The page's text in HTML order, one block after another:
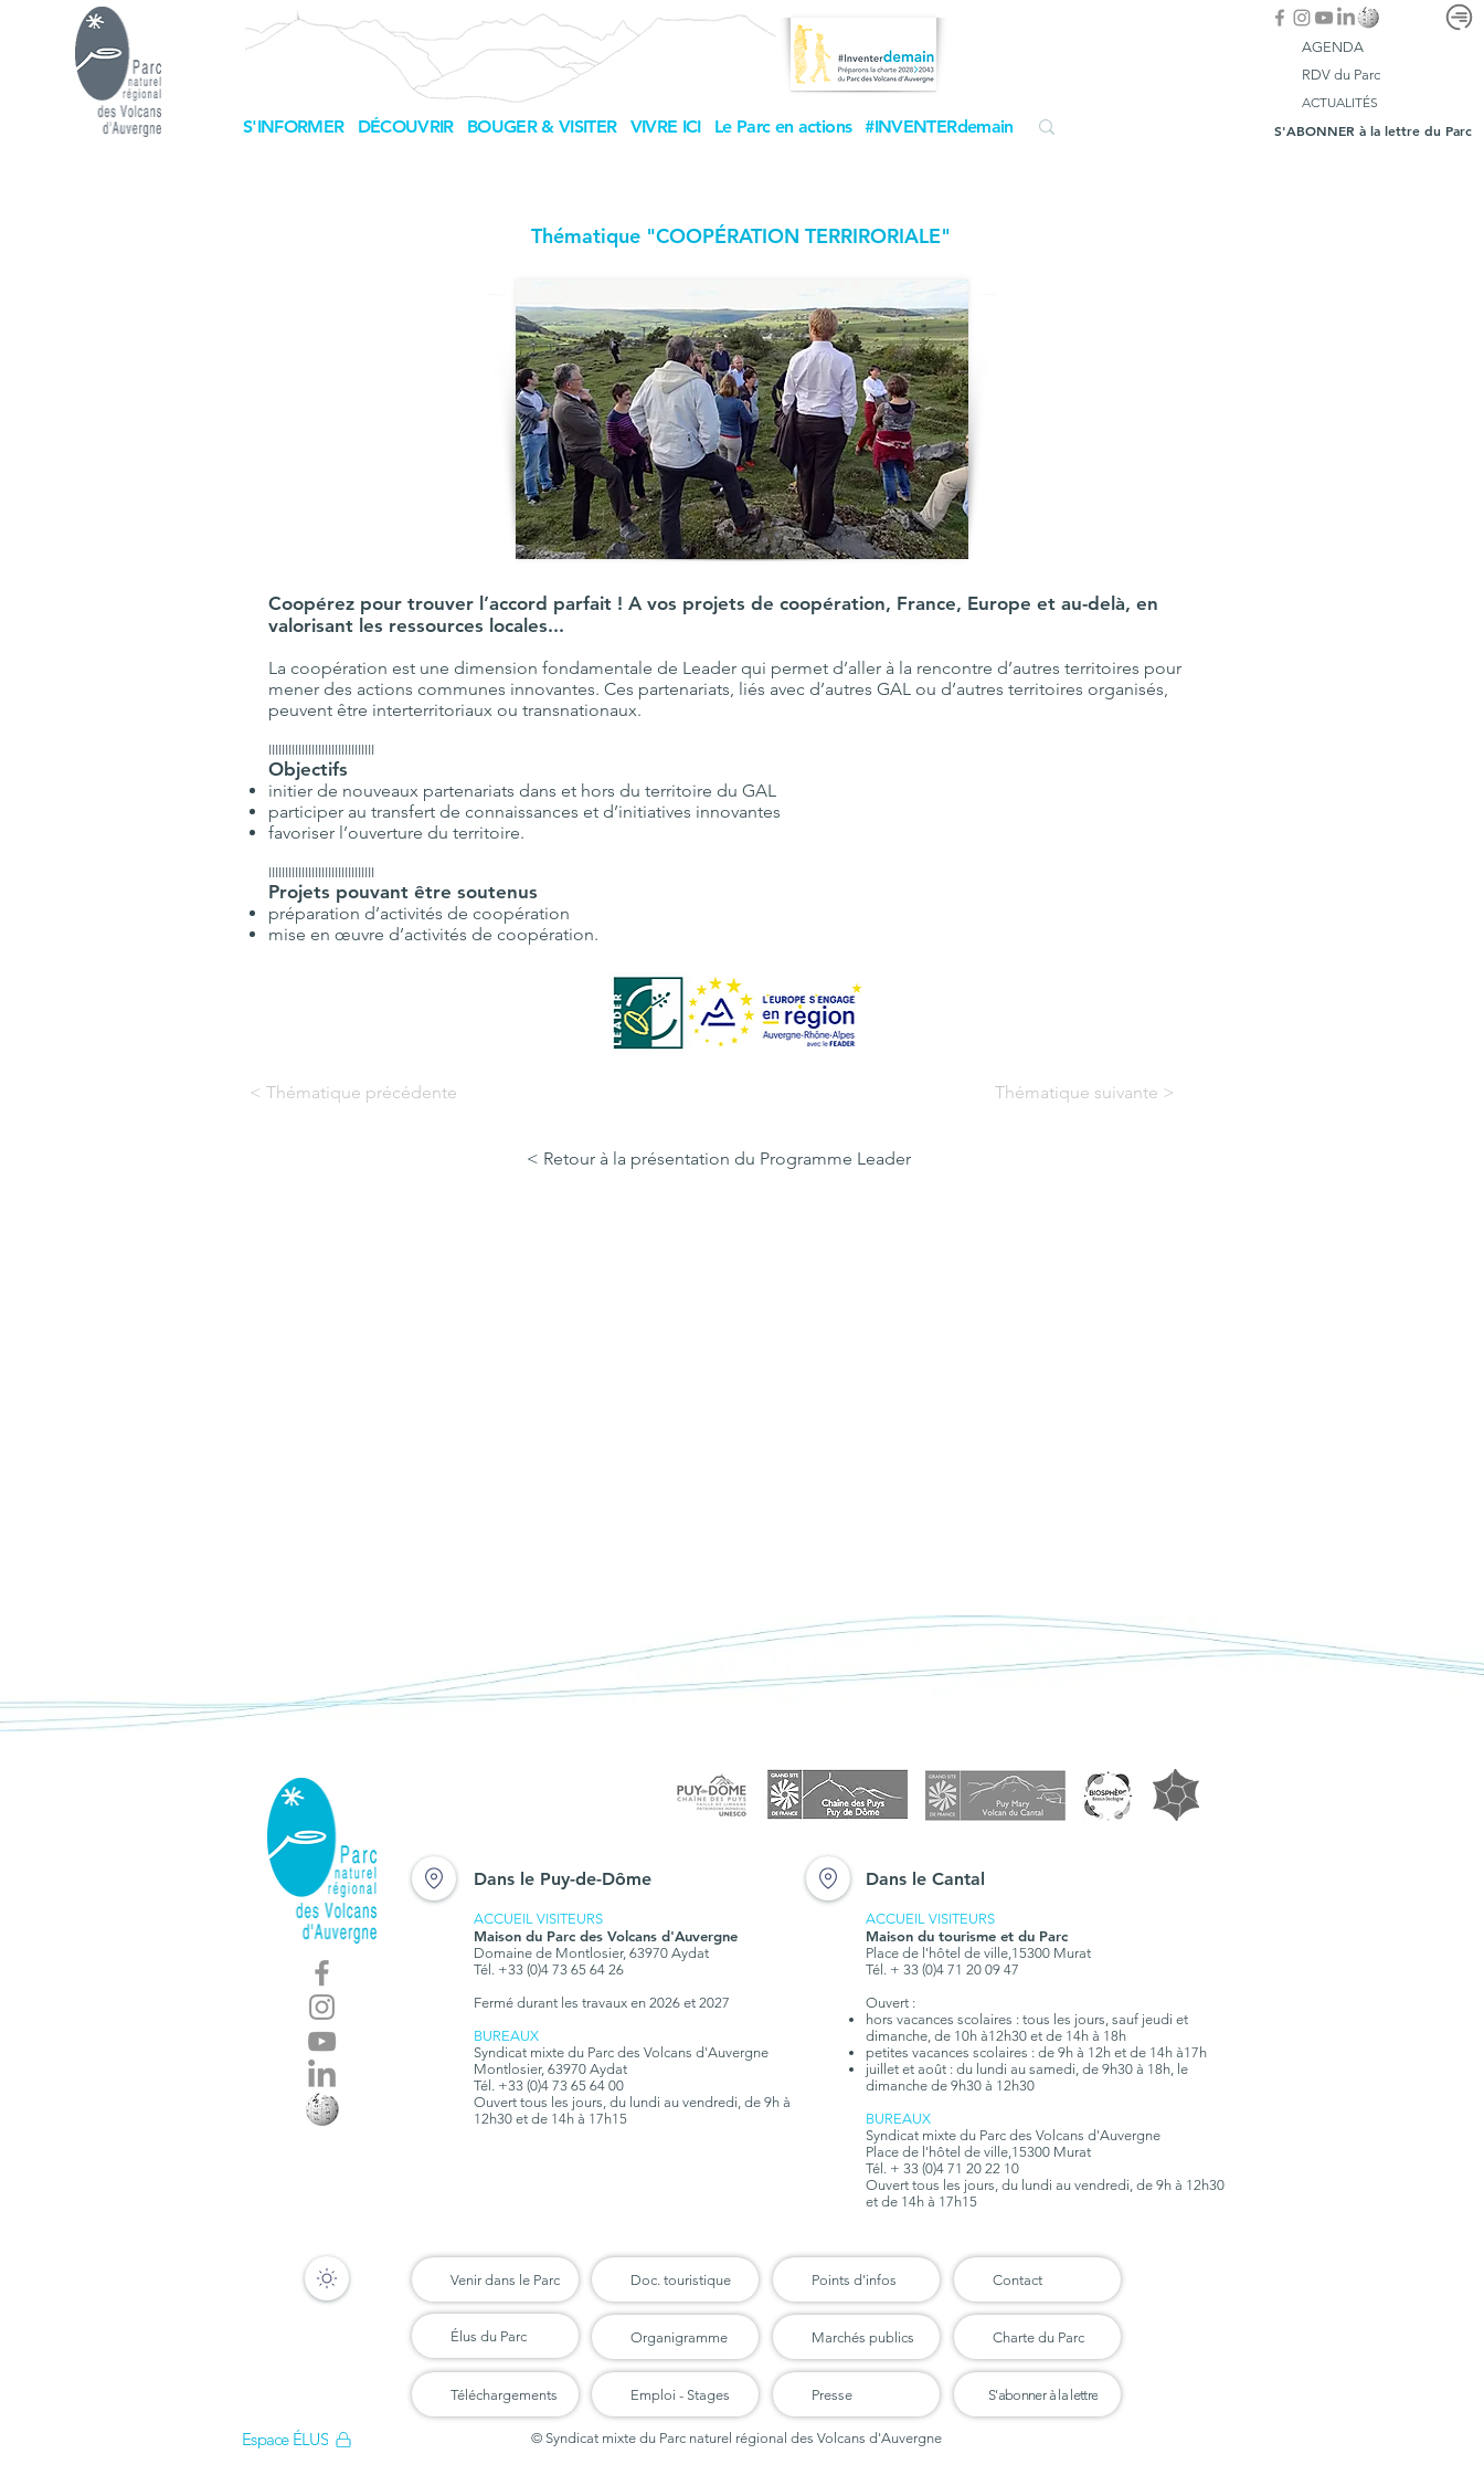
S'INFORMER DÉCOUVRIR BOUGER & VISITER VIVRE ICI Le Parc en actions #INVENTERdemain
AGENDA
RDV du Parc
ACTUALITÉS
S'ABONNER à la lettre du Parc
Thématique "COOPÉRATION TERRIRORIALE"
Coopérez pour trouver l’accord parfait ! A vos projets de coopération, France, Europe et au-delà, en
valorisant les ressources locales...
La coopération est une dimension fondamentale de Leader qui permet d’aller à la rencontre d’autres territoires pour
mener des actions communes innovantes. Ces partenariats, liés avec d’autres GAL ou d’autres territoires organisés,
peuvent être interterritoriaux ou transnationaux.
IIIIIIIIIIIIIIIIIIIIIIIIIIIIIIII
Objectifs
initier de nouveaux partenariats dans et hors du territoire du GAL
participer au transfert de connaissances et d’initiatives innovantes
favoriser l’ouverture du territoire.
IIIIIIIIIIIIIIIIIIIIIIIIIIIIIIII
Projets pouvant être soutenus
préparation d’activités de coopération
mise en œuvre d’activités de coopération.
< Thématique précédente Thématique suivante >
< Retour à la présentation du Programme Leader
Dans le Puy-de-Dôme
ACCUEIL VISITEURS
Maison du Parc des Volcans d'Auvergne
Domaine de Montlosier, 63970 Aydat
Tél. +33 (0)4 73 65 64 26
Fermé durant les travaux en 2026 et 2027
BUREAUX
Syndicat mixte du Parc des Volcans d'Auvergne
Montlosier, 63970 Aydat
Tél. +33 (0)4 73 65 64 00
Ouvert tous les jours, du lundi au vendredi, de 9h à
12h30 et de 14h à 17h15
Dans le Cantal
ACCUEIL VISITEURS
Maison du tourisme et du Parc
Place de l'hôtel de ville,15300 Murat
Tél. + 33 (0)4 71 20 09 47
Ouvert :
hors vacances scolaires : tous les jours, sauf jeudi et
dimanche, de 10h à12h30 et de 14h à 18h
petites vacances scolaires : de 9h à 12h et de 14h à17h
juillet et août : du lundi au samedi, de 9h30 à 18h, le
dimanche de 9h30 à 12h30
BUREAUX
Syndicat mixte du Parc des Volcans d'Auvergne
Place de l'hôtel de ville,15300 Murat
Tél. + 33 (0)4 71 20 22 10
Ouvert tous les jours, du lundi au vendredi, de 9h à 12h30
et de 14h à 17h15
Venir dans le Parc Doc. touristique Points d'infos Contact
Élus du Parc Organigramme Marchés publics Charte du Parc
Téléchargements Emploi - Stages Presse S'abonner à la lettre
Espace ÉLUS © Syndicat mixte du Parc naturel régional des Volcans d'Auvergne